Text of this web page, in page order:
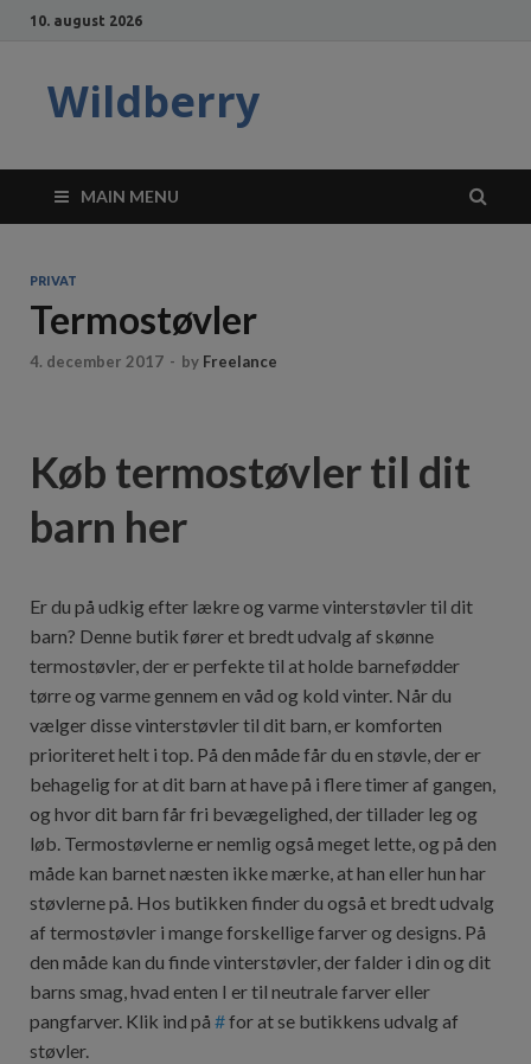
10. august 2026
Wildberry
MAIN MENU
PRIVAT
Termostøvler
4. december 2017 - by Freelance
Køb termostøvler til dit
barn her
Er du på udkig efter lækre og varme vinterstøvler til dit
barn? Denne butik fører et bredt udvalg af skønne
termostøvler, der er perfekte til at holde barnefødder
tørre og varme gennem en våd og kold vinter. Når du
vælger disse vinterstøvler til dit barn, er komforten
prioriteret helt i top. På den måde får du en støvle, der er
behagelig for at dit barn at have på i flere timer af gangen,
og hvor dit barn får fri bevægelighed, der tillader leg og
løb. Termostøvlerne er nemlig også meget lette, og på den
måde kan barnet næsten ikke mærke, at han eller hun har
støvlerne på. Hos butikken finder du også et bredt udvalg
af termostøvler i mange forskellige farver og designs. På
den måde kan du finde vinterstøvler, der falder i din og dit
barns smag, hvad enten I er til neutrale farver eller
pangfarver. Klik ind på #for at se butikkens udvalg af
støvler.